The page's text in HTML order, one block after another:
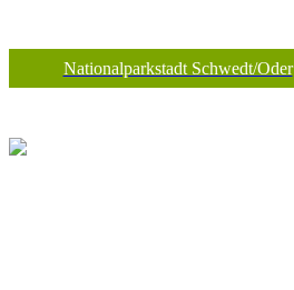
Nationalparkstadt Schwedt/Oder